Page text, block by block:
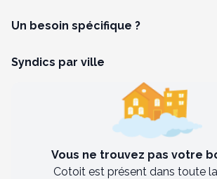
Un besoin spécifique ?
Syndics par ville
Vous ne trouvez pas votre
Cotoit est présent dans toute